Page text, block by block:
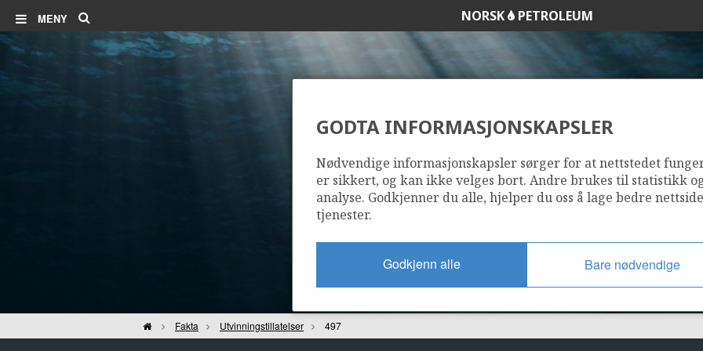
MENY NORSK PETROLEUM
497
Hjem Fakta Utvinningstillatelser 497
GODTA INFORMASJONSKAPSLER
Nødvendige informasjonskapsler sørger for at nettstedet
er sikkert, og kan ikke velges bort. Andre brukes til statistikk
analyse. Godkjenner du alle, hjelper du oss å lage bedre
tjenester.
Godkjenn alle Bare nødvendige